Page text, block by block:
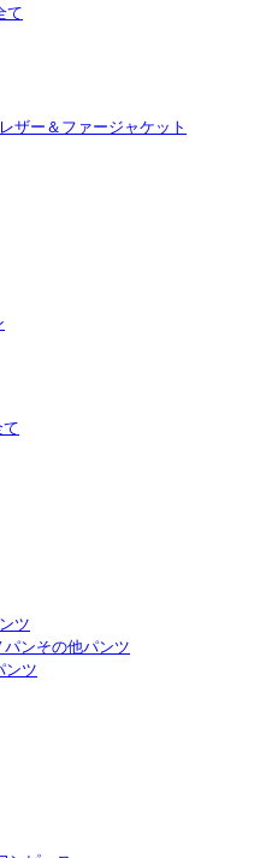
て
レザー＆ファージャケット
ツ
ンその他パンツ
ンツ